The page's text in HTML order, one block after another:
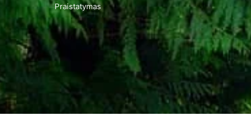
Praistatymas